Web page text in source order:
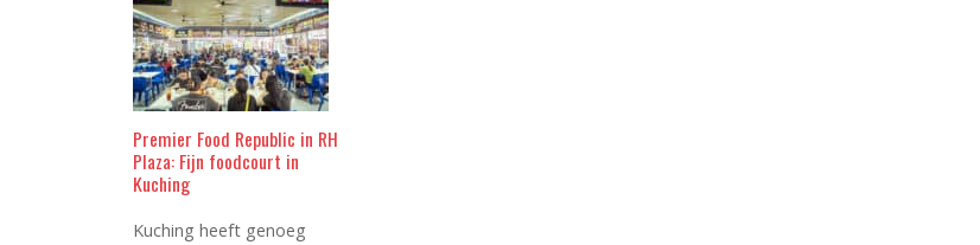
Premier Food Republic in RH
Plaza: Fijn foodcourt in
Kuching
Kuching heeft genoeg